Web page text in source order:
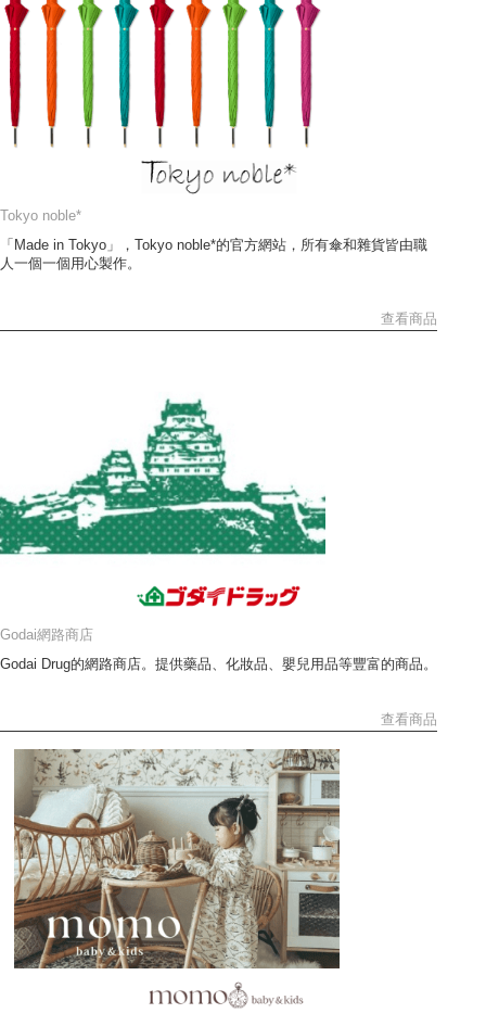
Tokyo noble*
「Made in Tokyo」，Tokyo noble*的官方網站，所有傘和雜貨皆由職
人一個一個用心製作。
查看商品
Godai網路商店
Godai Drug的網路商店。提供藥品、化妝品、嬰兒用品等豐富的商品。
查看商品